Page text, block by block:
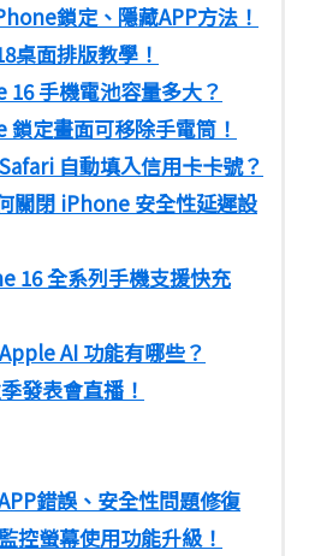
鎖定、隱藏APP方法！
桌面排版教學！
16 手機電池容量多大？
鎖定畫面可移除手電筒！
自動填入信用卡卡號？
關閉 iPhone 安全性延遲設
16 全系列手機支援快充
Apple AI 功能有哪些？
發表會直播！
錯誤、安全性問題修復
控螢幕使用功能升級！